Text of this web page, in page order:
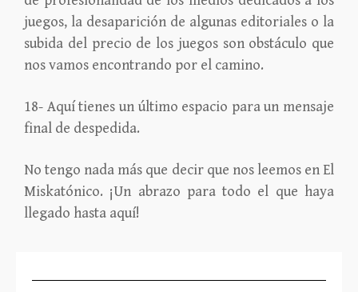
juegos, la desaparición de algunas editoriales o la
subida del precio de los juegos son obstáculo que
nos vamos encontrando por el camino.
18- Aquí tienes un último espacio para un mensaje
final de despedida.
No tengo nada más que decir que nos leemos en El
Miskatónico. ¡Un abrazo para todo el que haya
llegado hasta aquí!